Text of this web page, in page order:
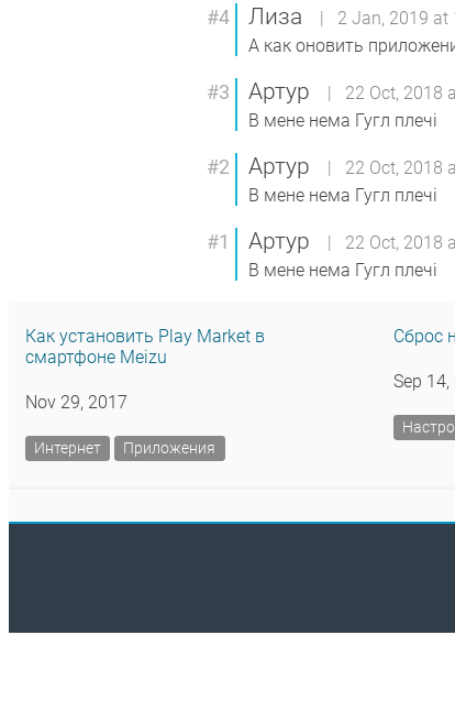
#4 Лиза
| 2 Jan, 2019 at
А как оновить
#3 Артур
| 22 Oct, 2018
В мене нема Гугл плечі
#2 Артур
| 22 Oct, 2018
В мене нема Гугл плечі
#1 Артур
| 22 Oct, 2018
В мене нема Гугл плечі
Как установить Play Market в
смартфоне Meizu
Nov 29, 2017
Интернет Приложения
Сброс
Sep 14,